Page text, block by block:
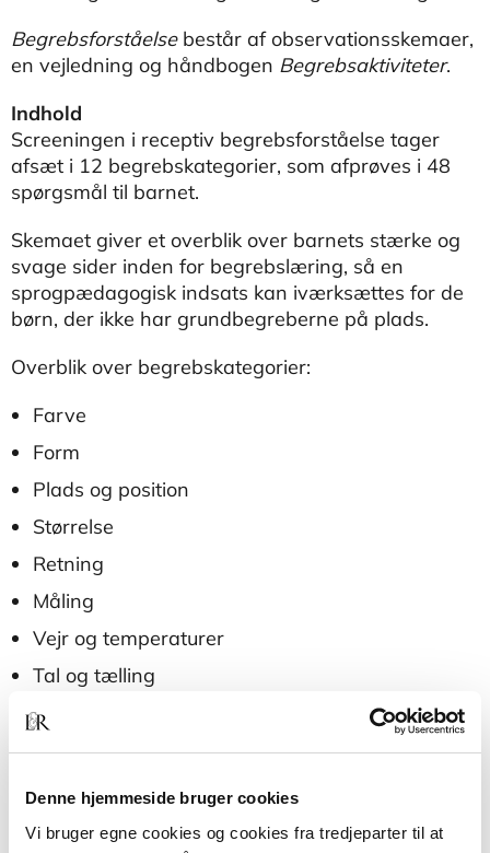
Denne hjemmeside bruger cookies
Vi bruger egne cookies og cookies fra tredjeparter til at
Begrebsforståelsebestår af observationsskemaer,
en vejledning og håndbogen Begrebsaktiviteter.
Indhold
Screeningen i receptiv begrebsforståelse tager
afsæt i 12 begrebskategorier, som afprøves i 48
spørgsmål til barnet.
Skemaet giver et overblik over barnets stærke og
svage sider inden for begrebslæring, så en
sprogpædagogisk indsats kan iværksættes for de
børn, der ikke har grundbegreberne på plads.
Overblik over begrebskategorier:
Farve
Form
Plads og position
Størrelse
Retning
Måling
Vejr og temperaturer
Tal og tælling
Funktion
Tid
Familie
Daglige færdigheder.